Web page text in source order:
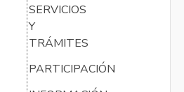
SERVICIOS
Y
TRÁMITES
PARTICIPACIÓN